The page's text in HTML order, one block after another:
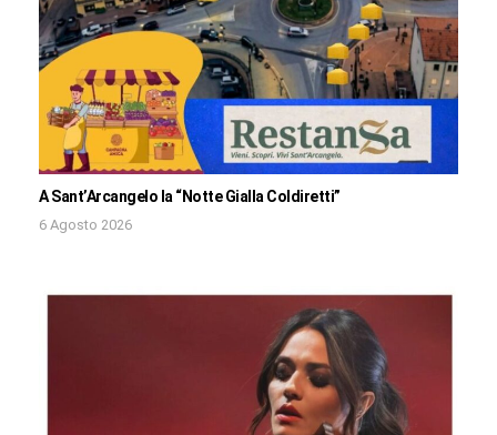
A Sant’Arcangelo la “Notte Gialla Coldiretti”
6 Agosto 2026